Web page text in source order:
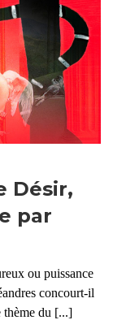
Désir,
par
ou puissance
concourt-il
du [...]